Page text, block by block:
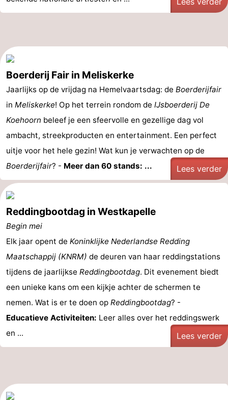
Boerderij Fair in Meliskerke
Jaarlijks op de vrijdag na Hemelvaartsdag: de Boerderijfair
in Meliskerke! Op het terrein rondom de IJsboerderij De
Koehoorn beleef je een sfeervolle en gezellige dag vol
ambacht, streekproducten en entertainment. Een perfect
uitje voor het hele gezin! Wat kun je verwachten op de
Boerderijfair? - Meer dan 60 stands: ... Lees verder
Reddingbootdag in Westkapelle
Begin mei
Elk jaar opent de Koninklijke Nederlandse Redding
Maatschappij (KNRM) de deuren van haar reddingstations
tijdens de jaarlijkse Reddingbootdag. Dit evenement biedt
een unieke kans om een kijkje achter de schermen te
nemen. Wat is er te doen op Reddingbootdag? -
Educatieve Activiteiten: Leer alles over het reddingswerk
en ...
Lees verder